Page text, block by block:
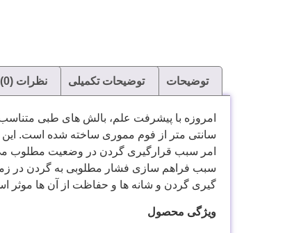
توضیحات توضیحات تکمیلی نظرات (0)
سانتی متر از فوم مموری ساخته شده است.
امر سبب قرارگیری گردن در وضعیت مطلوب
سبب فراهم سازی فشار مطلوبی به گردن در
گیری گردن و شانه ها و حفاظت از آن ها
ویژگی محصول